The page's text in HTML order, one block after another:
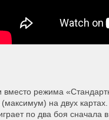
режима
на двух картах.
по два боя сначала